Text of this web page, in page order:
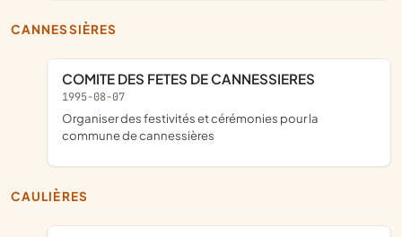
CANNESSIÈRES
COMITE DES FETES DE CANNESSIERES
1995-08-07
organiser des festivités et cérémonies pour la
commune de cannessières
CAULIÈRES